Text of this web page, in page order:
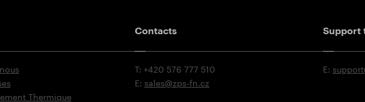
Thermique
Contacts
T: +420 576 777 510
E: sales@zps-fn.cz
Support
E: